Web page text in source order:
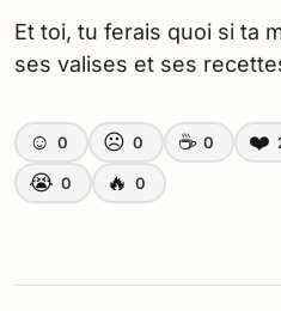
Et toi, tu ferais quoi si ta
ses valises et ses
☺️ 0 ☹️ 0 ☕ 0 ❤️
😭 0 🔥 0